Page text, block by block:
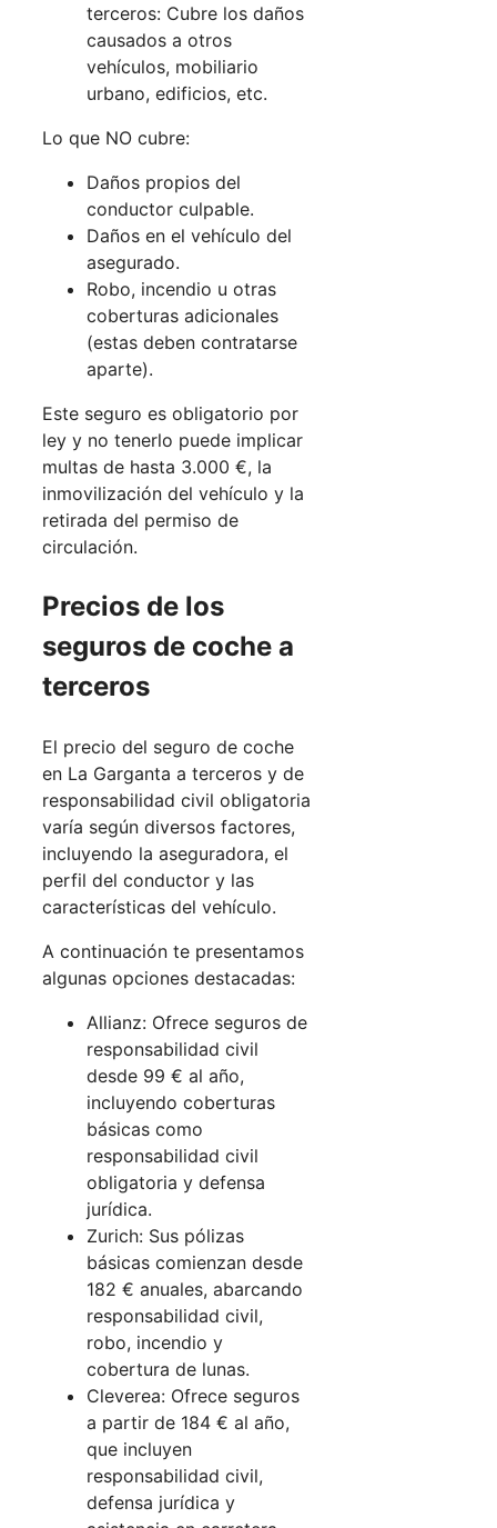
terceros: Cubre los daños
causados a otros
vehículos, mobiliario
urbano, edificios, etc.
Lo que NO cubre:
Daños propios del
conductor culpable.
Daños en el vehículo del
asegurado.
Robo, incendio u otras
coberturas adicionales
(estas deben contratarse
aparte).
Este seguro es obligatorio por
ley y no tenerlo puede implicar
multas de hasta 3.000 €, la
inmovilización del vehículo y la
retirada del permiso de
circulación.
Precios de los
seguros de coche a
terceros
El precio del seguro de coche
en La Garganta a terceros y de
responsabilidad civil obligatoria
varía según diversos factores,
incluyendo la aseguradora, el
perfil del conductor y las
características del vehículo.
A continuación te presentamos
algunas opciones destacadas:
Allianz: Ofrece seguros de
responsabilidad civil
desde 99 € al año,
incluyendo coberturas
básicas como
responsabilidad civil
obligatoria y defensa
jurídica.
Zurich: Sus pólizas
básicas comienzan desde
182 € anuales, abarcando
responsabilidad civil,
robo, incendio y
cobertura de lunas.
Cleverea: Ofrece seguros
a partir de 184 € al año,
que incluyen
responsabilidad civil,
defensa jurídica y